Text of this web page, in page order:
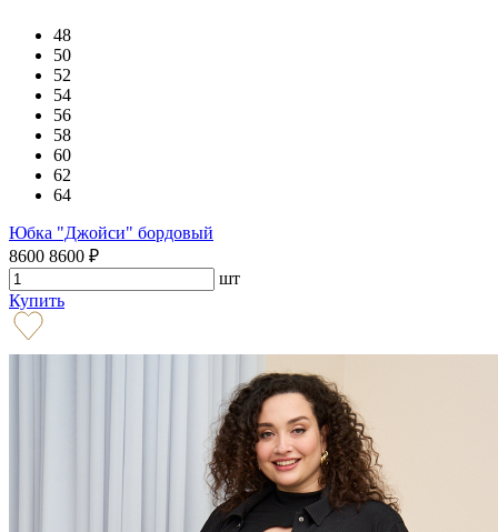
48
50
52
54
56
58
60
62
64
Юбка "Джойси" бордовый
8600 8600 ₽
шт
Купить